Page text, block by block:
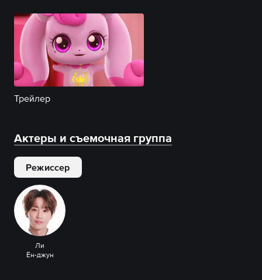
Трейлер
Актеры и съемочная группа
Режиссер
Ли
Ён-джун